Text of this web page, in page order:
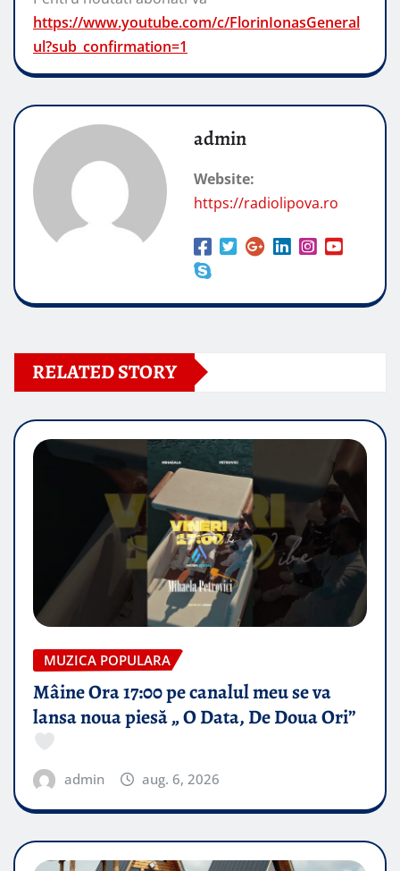
https://www.youtube.com/c/FlorinIonasGeneral
ul?sub_confirmation=1
admin
Website:
https://radiolipova.ro
RELATED STORY
MUZICA POPULARA
Mâine Ora 17:00 pe canalul meu se va
lansa noua piesă „ O Data, De Doua Ori”
admin aug. 6, 2026